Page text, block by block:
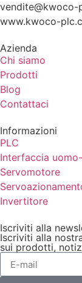
vendite@kwoco-
www.kwoco-
Azienda
Chi siamo
Prodotti
Blog
Contattaci
Informazioni
PLC
Interfaccia
Servomotore
Invertitore
Iscriviti alla
Iscriviti alla
sui prodotti,